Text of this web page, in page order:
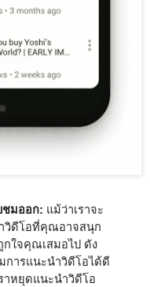
ชมออก: แม้ว่าเราจะ
วิดีโอที่คุณอาจสนุก
ใจคุณเสมอไป ดัง
การแนะนำวิดีโอได้ดี
หยุดแนะนำวิดีโอ